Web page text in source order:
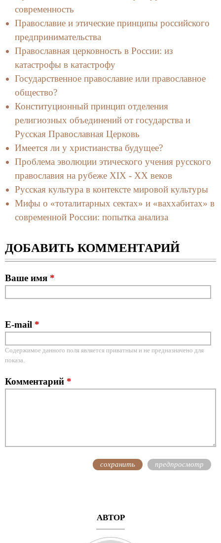
современность
Православие и этические принципы российского
предпринимательства
Православная церковность в России: из
катастрофы в катастрофу
Государственное православие или православное
общество?
Конституционный принцип отделения
религиозных объединений от государства и
Русская Православная Церковь
Имеется ли у христианства будущее?
Проблема эволюции этического учения русского
православия на рубеже XIX - XX веков
Русская культура в контексте мировой культуры
Мифы о «тоталитарных сектах» и «ваххабитах» в
современной России: попытка анализа
ДОБАВИТЬ КОММЕНТАРИЙ
Ваше имя *
E-mail *
Содержимое данного поля является приватным и не предназначено для
показа.
Комментарий *
АВТОР